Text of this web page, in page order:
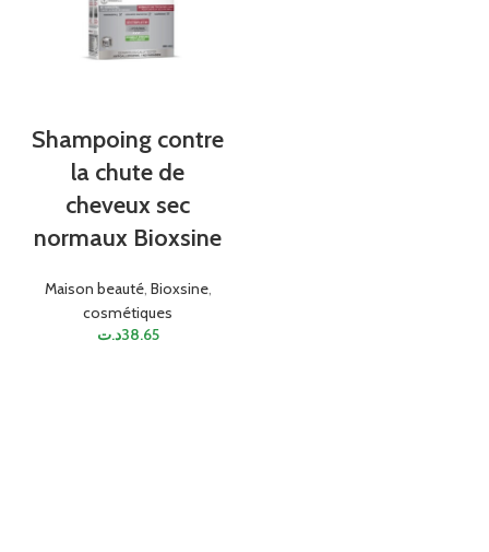
Shampoing contre
la chute de
cheveux sec
normaux Bioxsine
Maison beauté, Bioxsine,
cosmétiques
38.65د.ت